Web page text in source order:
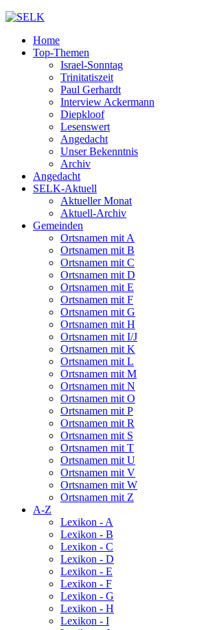
Home
Top-Themen
Israel-Sonntag
Trinitatiszeit
Paul Gerhardt
Interview Ackermann
Diepkloof
Lesenswert
Angedacht
Unser Bekenntnis
Archiv
Angedacht
SELK-Aktuell
Aktueller Monat
Aktuell-Archiv
Gemeinden
Ortsnamen mit A
Ortsnamen mit B
Ortsnamen mit C
Ortsnamen mit D
Ortsnamen mit E
Ortsnamen mit F
Ortsnamen mit G
Ortsnamen mit H
Ortsnamen mit I/J
Ortsnamen mit K
Ortsnamen mit L
Ortsnamen mit M
Ortsnamen mit N
Ortsnamen mit O
Ortsnamen mit P
Ortsnamen mit R
Ortsnamen mit S
Ortsnamen mit T
Ortsnamen mit U
Ortsnamen mit V
Ortsnamen mit W
Ortsnamen mit Z
A-Z
Lexikon - A
Lexikon - B
Lexikon - C
Lexikon - D
Lexikon - E
Lexikon - F
Lexikon - G
Lexikon - H
Lexikon - I